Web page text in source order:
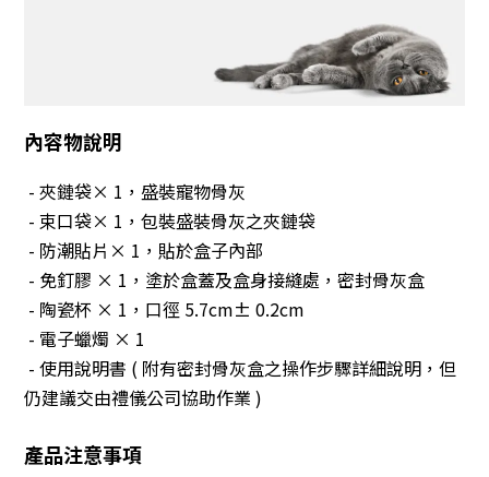
內容物說明
- 夾鏈袋× 1，盛裝寵物骨灰
- 束口袋× 1，包裝盛裝骨灰之夾鏈袋
- 防潮貼片× 1，貼於盒子內部
- 免釘膠 × 1，塗於盒蓋及盒身接縫處，密封骨灰盒
- 陶瓷杯 × 1，口徑 5.7cm± 0.2cm
- 電子蠟燭 × 1
- 使用說明書 ( 附有密封骨灰盒之操作步驟詳細說明，但
仍建議交由禮儀公司協助作業 )
產品注意事項